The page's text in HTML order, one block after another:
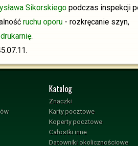
Sikorskiego podczas inspekcji
ruchu oporu - rozkręcanie szyn,
drukarnię.
Katalog
Znaczki
Karty pocztowe
Koperty pocztowe
Całostki inne
Datowniki okolicznościowe